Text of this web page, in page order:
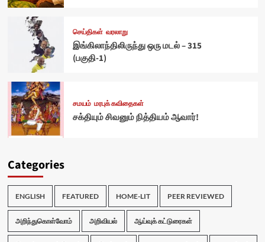
செய்திகள் வரலாறு
இங்கிலாந்திலிருந்து ஒரு மடல் – 315
(பகுதி-1)
சமயம் மரபுக் கவிதைகள்
சக்தியும் சிவனும் நித்தியம் ஆவார்!
Categories
ENGLISH FEATURED HOME-LIT PEER REVIEWED
அறிந்துகொள்வோம் அறிவியல் ஆய்வுக் கட்டுரைகள்